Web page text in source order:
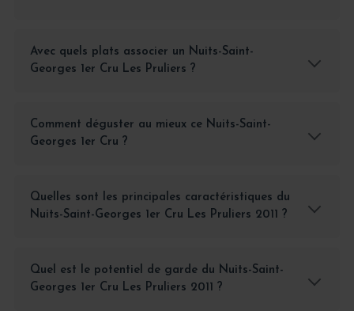
Avec quels plats associer un Nuits-Saint-
Georges 1er Cru Les Pruliers ?
Comment déguster au mieux ce Nuits-Saint-
Georges 1er Cru ?
Quelles sont les principales caractéristiques du
Nuits-Saint-Georges 1er Cru Les Pruliers 2011 ?
Quel est le potentiel de garde du Nuits-Saint-
Georges 1er Cru Les Pruliers 2011 ?